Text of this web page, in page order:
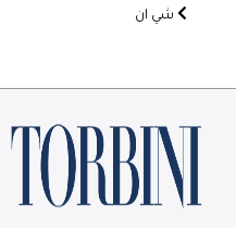
شي ان